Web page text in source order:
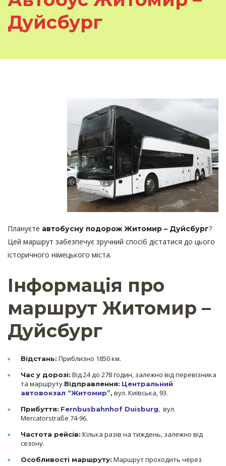
Дуйсбург
Плануєте автобусну подорож Житомир – Дуйсбург?
Цей маршрут забезпечує зручний спосіб дістатися до цього
історичного німецького міста.
Інформація про
маршрут Житомир –
Дуйсбург
Відстань: Приблизно 1850 км.
Час у дорозі: Від 24 до 278 годин, залежно від перевізника
та маршруту.Відправлення: Центральний
автовокзал “Житомир”, вул. Київська, 93.
Прибуття: Fernbusbahnhof Duisburg, вул.
Mercatorstraße 74-96.
Частота рейсів: Кілька разів на тиждень, залежно від
сезону.
Особливості маршруту: Маршрут проходить через